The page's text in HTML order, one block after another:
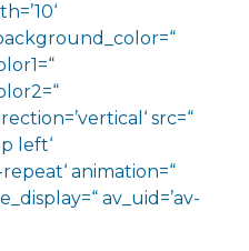
src=“
left‘
animation=“
av_uid=’av-